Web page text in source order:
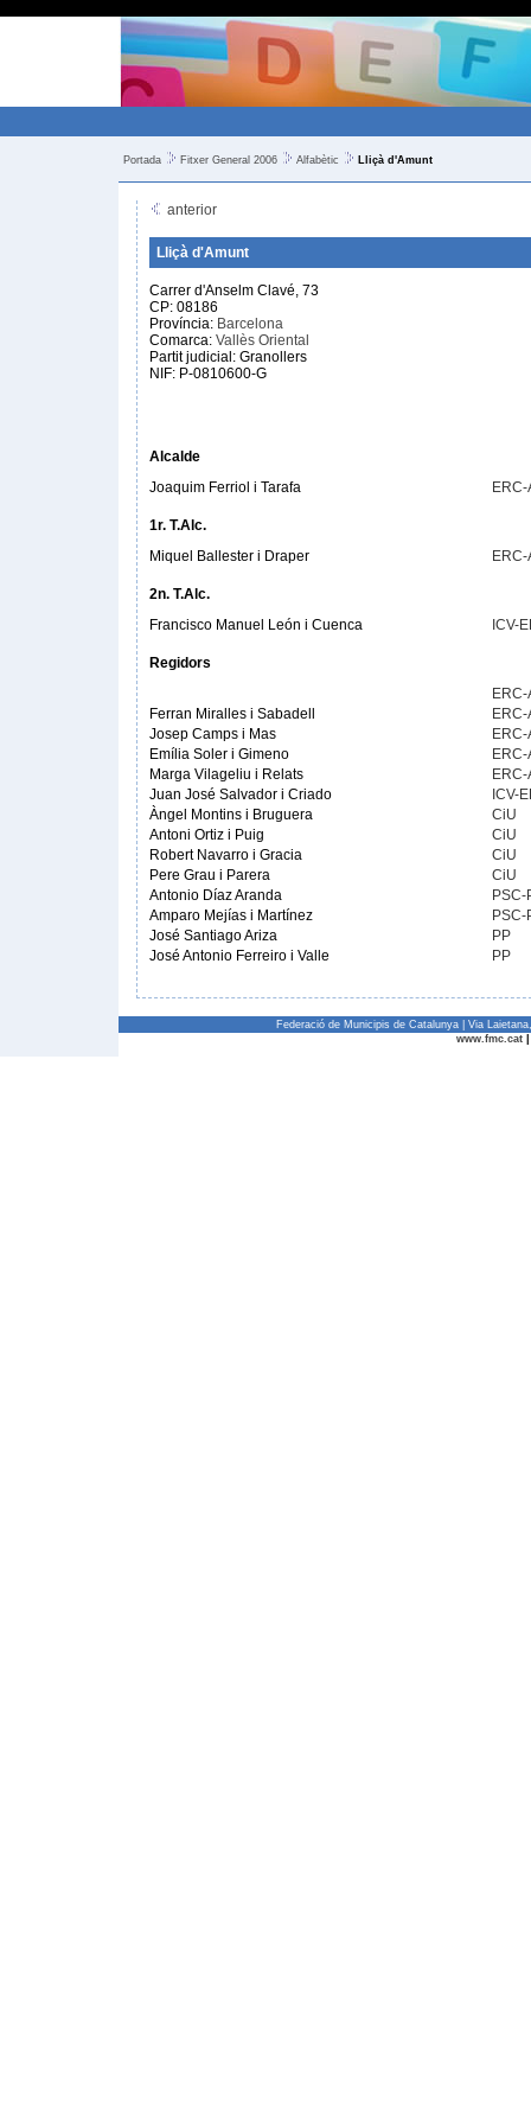
Portada Fitxer General 2006 Alfabètic Lliçà d'Amunt
anterior
Lliçà d'Amunt
Carrer d'Anselm Clavé, 73
CP: 08186
Província: Barcelona
Comarca: Vallès Oriental
Partit judicial: Granollers
NIF: P-0810600-G
Alcalde
Joaquim Ferriol i Tarafa
ERC-
1r. T.Alc.
Miquel Ballester i Draper
ERC-
2n. T.Alc.
Francisco Manuel León i Cuenca
ICV-
Regidors
ERC-
Ferran Miralles i Sabadell
ERC-
Josep Camps i Mas
ERC-
Emília Soler i Gimeno
ERC-
Marga Vilageliu i Relats
ERC-
Juan José Salvador i Criado
ICV-
Àngel Montins i Bruguera
CiU
Antoni Ortiz i Puig
CiU
Robert Navarro i Gracia
CiU
Pere Grau i Parera
CiU
Antonio Díaz Aranda
PSC-
Amparo Mejías i Martínez
PSC-
José Santiago Ariza
PP
José Antonio Ferreiro i Valle
PP
Federació de Municipis de Catalunya | Via
www.fmc.cat